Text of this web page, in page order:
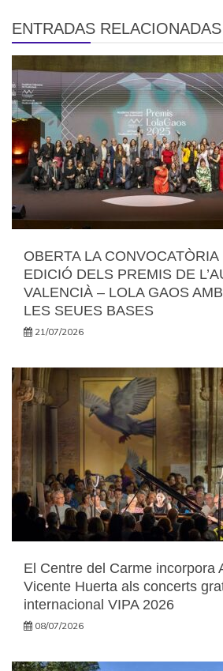
ENTRADAS RELACIONADAS
OBERTA LA CONVOCATÒRIA
EDICIÓ DELS PREMIS DE
VALENCIÀ – LOLA GAOS
LES SEUES BASES
21/07/2026
El Centre del Carme incorpora
Vicente Huerta als concerts
internacional VIPA 2026
08/07/2026